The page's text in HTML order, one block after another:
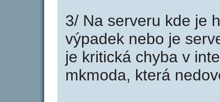
3/ Na serveru kde je
výpadek nebo je
je kritická chyba v
mkmoda, která